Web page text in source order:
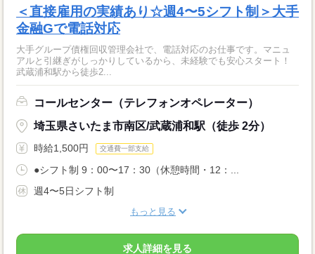
＜直接雇用の実績あり☆週4〜5シフト制＞大手
金融Gで電話対応
大手グループ債権回収管理会社で、電話対応のお仕事です。マニュ
アルと引継ぎがしっかりしているから、未経験でも安心スタート！
武蔵浦和駅から徒歩2...
コールセンター（テレフォンオペレーター）
埼玉県さいたま市南区/武蔵浦和駅（徒歩 2分）
時給1,500円 交通費一部支給
●シフト制 9：00〜17：30（休憩時間・12：...
週4〜5日シフト制
もっと見る
求人詳細を見る